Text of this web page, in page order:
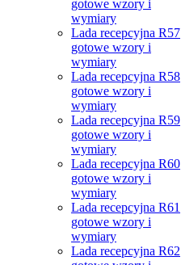
gotowe wzory i
wymiary
Lada recepcyjna R57
gotowe wzory i
wymiary
Lada recepcyjna R58
gotowe wzory i
wymiary
Lada recepcyjna R59
gotowe wzory i
wymiary
Lada recepcyjna R60
gotowe wzory i
wymiary
Lada recepcyjna R61
gotowe wzory i
wymiary
Lada recepcyjna R62